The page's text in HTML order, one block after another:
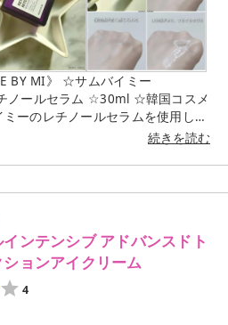
のくすみや色むらをケア✨ 加齢に
分感があるので塗った後は、うる
く高い保湿
用感がよかったです これから肌が
めて使用します ⚪使用して
ないので（パッチテストでピリっ
だ感じられませんが少しずつ肌と
続きを読む
ンテンシブ アドバンスドト
ションアイクリーム
4